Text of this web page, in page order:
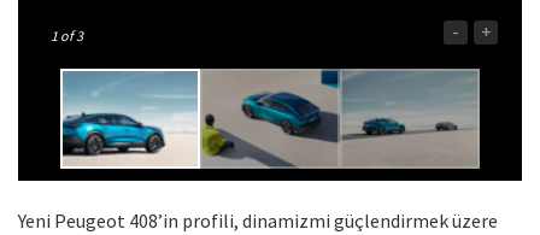
1 of 3 - +
Yeni Peugeot 408’in profili, dinamizmi güçlendirmek üzere